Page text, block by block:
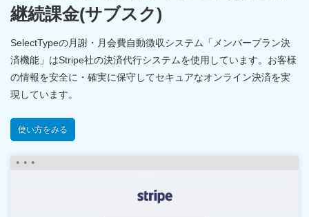
継続課金(サブスク)
SelectTypeの月謝・月会費自動徴収システム「メンバープラン決
済機能」はStripe社の決済代行システムを使用しています。お客様
の情報を安全に・確実に保守してセキュアなオンライン決済を実
現しています。
使い方をみる